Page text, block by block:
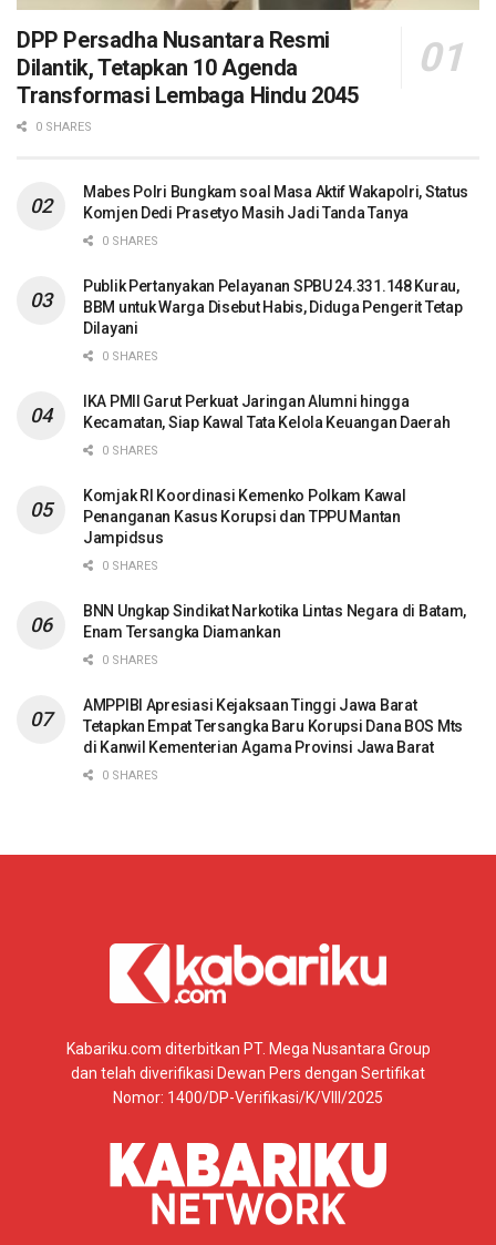
DPP Persadha Nusantara Resmi
Dilantik, Tetapkan 10 Agenda
Transformasi Lembaga Hindu 2045
0 SHARES
Mabes Polri Bungkam soal Masa Aktif Wakapolri, Status
Komjen Dedi Prasetyo Masih Jadi Tanda Tanya
0 SHARES
Publik Pertanyakan Pelayanan SPBU 24.331.148 Kurau,
BBM untuk Warga Disebut Habis, Diduga Pengerit Tetap
Dilayani
0 SHARES
IKA PMII Garut Perkuat Jaringan Alumni hingga
Kecamatan, Siap Kawal Tata Kelola Keuangan Daerah
0 SHARES
Komjak RI Koordinasi Kemenko Polkam Kawal
Penanganan Kasus Korupsi dan TPPU Mantan
Jampidsus
0 SHARES
BNN Ungkap Sindikat Narkotika Lintas Negara di Batam,
Enam Tersangka Diamankan
0 SHARES
AMPPIBI Apresiasi Kejaksaan Tinggi Jawa Barat
Tetapkan Empat Tersangka Baru Korupsi Dana BOS Mts
di Kanwil Kementerian Agama Provinsi Jawa Barat
0 SHARES
Kabariku.com diterbitkan PT. Mega Nusantara Group
dan telah diverifikasi Dewan Pers dengan Sertifikat
Nomor: 1400/DP-Verifikasi/K/VIII/2025